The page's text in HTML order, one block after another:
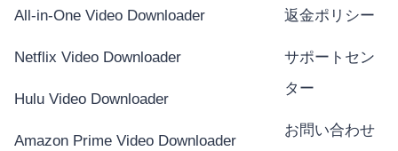
All-in-One Video Downloader
Netflix Video Downloader
Hulu Video Downloader
Amazon Prime Video Downloader
返金ポリシー
サポートセン
ター
お問い合わせ